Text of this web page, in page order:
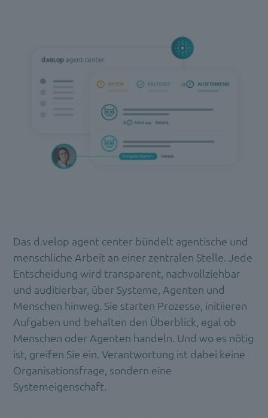
Das d.velop agent center bündelt agentische und
menschliche Arbeit an einer zentralen Stelle. Jede
Entscheidung wird transparent, nachvollziehbar
und auditierbar, über Systeme, Agenten und
Menschen hinweg. Sie starten Prozesse, initiieren
Aufgaben und behalten den Überblick, egal ob
Menschen oder Agenten handeln. Und wo es nötig
ist, greifen Sie ein. Verantwortung ist dabei keine
Organisationsfrage, sondern eine
Systemeigenschaft.